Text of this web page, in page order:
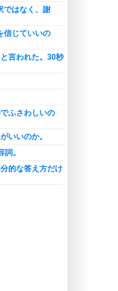
ではなく、謝
信じていいの
言われた。30秒
ふさわしいの
いいのか。
。
的な答え方だけ